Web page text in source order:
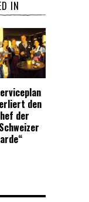
IN
den
der